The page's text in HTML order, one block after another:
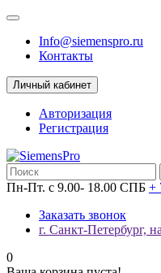
Info@siemenspro.ru
Контакты
Личный кабинет
Авторизация
Регистрация
Пн-Пт. с 9.00- 18.00 СПБ +
Заказать звонок
г. Санкт-Петербург,
0